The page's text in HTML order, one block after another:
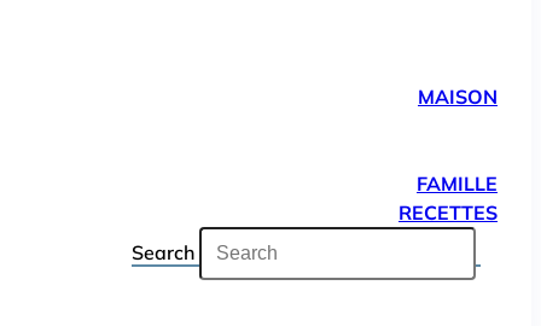
MAISON
FAMILLE
RECETTES
Search